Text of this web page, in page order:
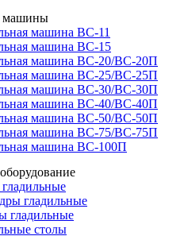
машины
машина ВС-11
машина ВС-15
машина ВС-20/ВС-20П
машина ВС-25/ВС-25П
машина ВС-30/ВС-30П
машина ВС-40/ВС-40П
машина ВС-50/ВС-50П
машина ВС-75/ВС-75П
машина ВС-100П
гладильные
гладильные
столы